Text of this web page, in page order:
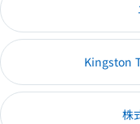
Kingston
株